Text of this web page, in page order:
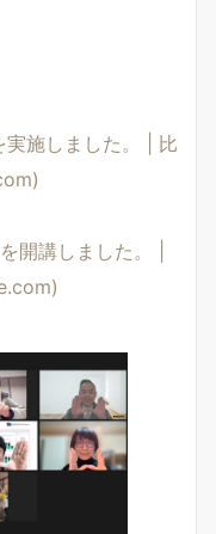
施しました。 | 比
開講しました。 |